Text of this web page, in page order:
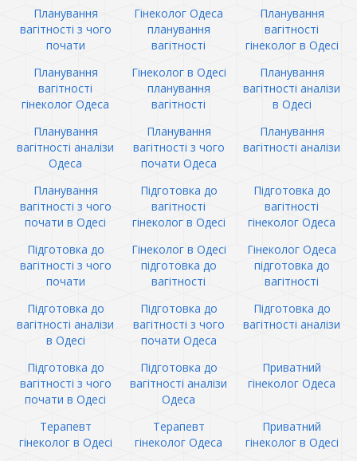
Планування
вагітності з чого
почати
Гінеколог Одеса
планування
вагітності
Планування
вагітності
гінеколог в Одесі
Планування
вагітності
гінеколог Одеса
Гінеколог в Одесі
планування
вагітності
Планування
вагітності аналізи
в Одесі
Планування
вагітності аналізи
Одеса
Планування
вагітності з чого
почати Одеса
Планування
вагітності аналізи
Планування
вагітності з чого
почати в Одесі
Підготовка до
вагітності
гінеколог в Одесі
Підготовка до
вагітності
гінеколог Одеса
Підготовка до
вагітності з чого
почати
Гінеколог в Одесі
підготовка до
вагітності
Гінеколог Одеса
підготовка до
вагітності
Підготовка до
вагітності аналізи
в Одесі
Підготовка до
вагітності з чого
почати Одеса
Підготовка до
вагітності аналізи
Підготовка до
вагітності з чого
почати в Одесі
Підготовка до
вагітності аналізи
Одеса
Приватний
гінеколог Одеса
Терапевт
гінеколог в Одесі
Терапевт
гінеколог Одеса
Приватний
гінеколог в Одесі